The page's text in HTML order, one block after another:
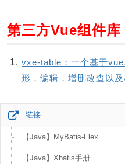
第三方Vue组件库
vxe-table：一个基于
形，编辑，增删改查以及
链接
【Java】MyBatis-Flex
【Java】Xbatis手册